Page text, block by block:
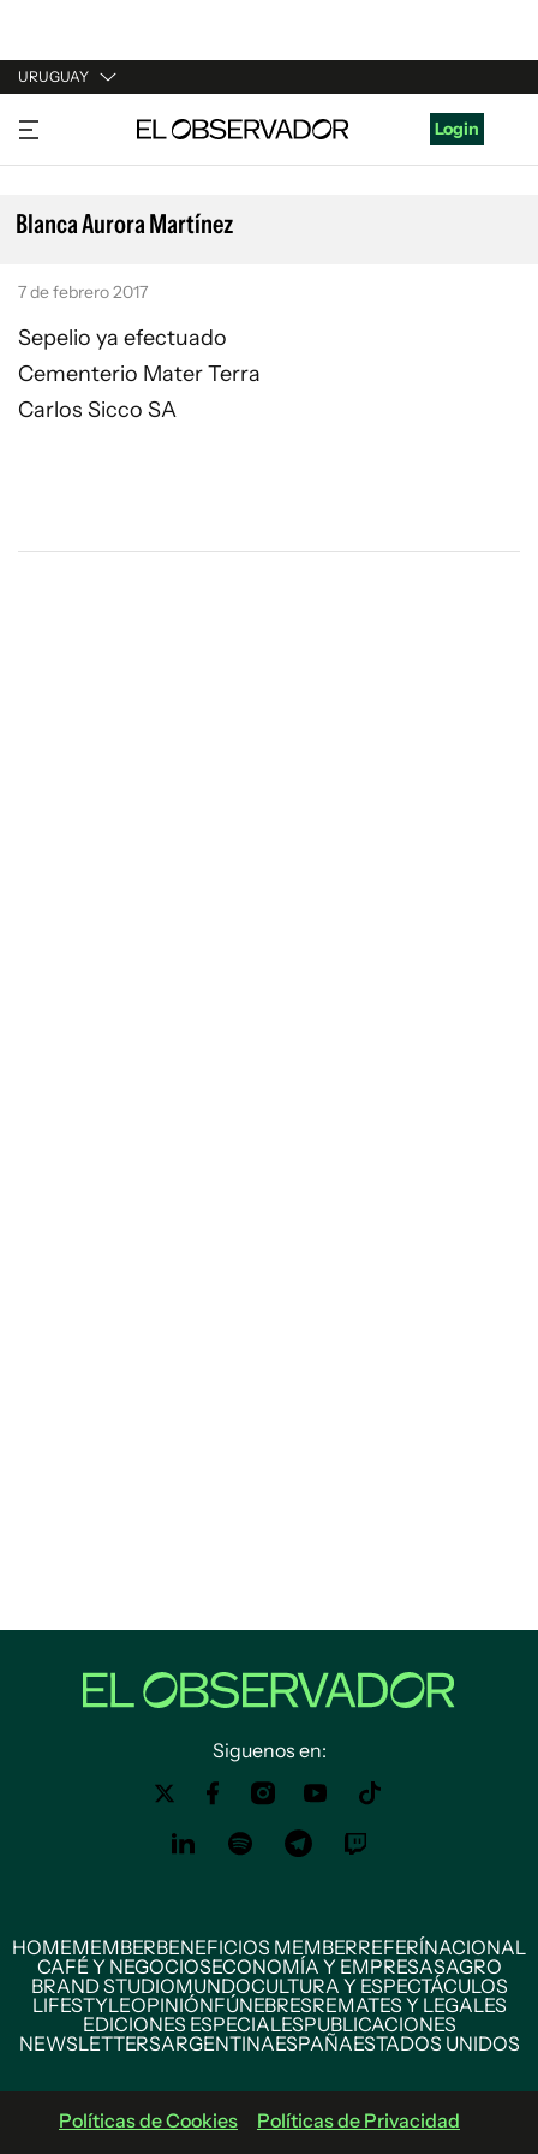
URUGUAY
URUGUAY
ARGENTINA
ESPAÑA
Login
Blanca Aurora Martínez
7 de febrero 2017
Sepelio ya efectuado
Cementerio Mater Terra
Carlos Sicco SA
Siguenos en:
HOMEMEMBERBENEFICIOS MEMBERREFERÍNACIONAL
CAFÉ Y NEGOCIOSECONOMÍA Y EMPRESASAGRO
BRAND STUDIOMUNDOCULTURA Y ESPECTÁCULOS
LIFESTYLEOPINIÓNFÚNEBRESREMATES Y LEGALES
EDICIONES ESPECIALESPUBLICACIONES
NEWSLETTERSARGENTINAESPAÑAESTADOS UNIDOS
Políticas de Cookies
Políticas de Privacidad